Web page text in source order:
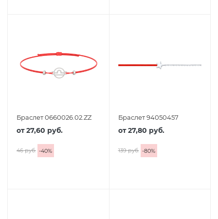
Браслет 0660026.02.ZZ
от27,60 руб.
46 руб. -40%
Браслет 94050457
от27,80 руб.
139 руб. -80%